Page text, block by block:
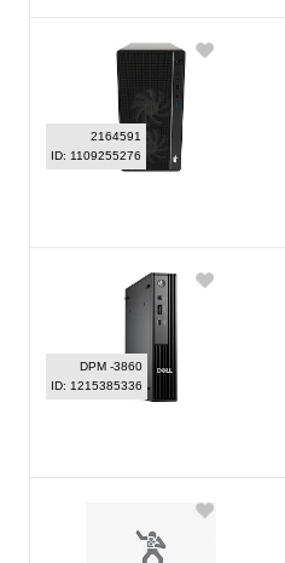
2164591
ID: 1109255276
DPM -3860
ID: 1215385336